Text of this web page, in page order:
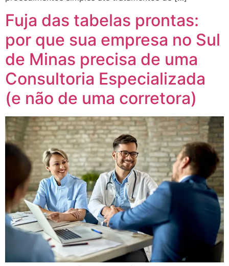
Fuja das tabelas prontas:
por que sua empresa no Sul
de Minas precisa de uma
Consultoria Especializada
(e não de uma corretora)